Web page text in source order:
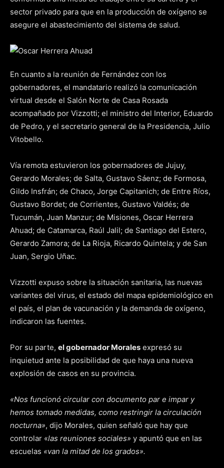
sector privado para que en la producción de oxígeno se
asegure el abastecimiento del sistema de salud.
En cuanto a la reunión de Fernández con los
gobernadores, el mandatario realizó la comunicación
virtual desde el Salón Norte de Casa Rosada
acompañado por Vizzotti; el ministro del Interior, Eduardo
de Pedro, y el secretario general de la Presidencia, Julio
Vitobello.
Vía remota estuvieron los gobernadores de Jujuy,
Gerardo Morales; de Salta, Gustavo Sáenz; de Formosa,
Gildo Insfrán; de Chaco, Jorge Capitanich; de Entre Ríos,
Gustavo Bordet; de Corrientes, Gustavo Valdés; de
Tucumán, Juan Manzur; de Misiones, Oscar Herrera
Ahuad; de Catamarca, Raúl Jalil; de Santiago del Estero,
Gerardo Zamora; de La Rioja, Ricardo Quintela; y de San
Juan, Sergio Uñac.
Vizzotti expuso sobre la situación sanitaria, las nuevas
variantes del virus, el estado del mapa epidemiológico en
el país, el plan de vacunación y la demanda de oxígeno,
indicaron las fuentes.
Por su parte, el gobernador Morales expresó su
inquietud ante la posibilidad de que haya una nueva
explosión de casos en su provincia.
«Nos funcionó circular con documento par e impar y
hemos tomado medidas, como restringir la circulación
nocturna», dijo Morales, quien señaló que hay que
controlar «las reuniones sociales» y apuntó que en las
escuelas «van la mitad de los grados».